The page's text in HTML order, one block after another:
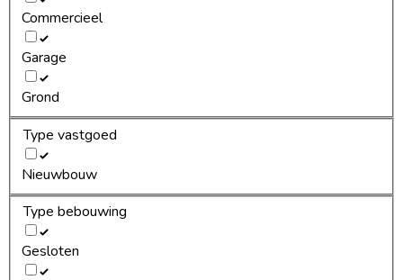
Commercieel
Garage
Grond
Type vastgoed
Nieuwbouw
Type bebouwing
Gesloten